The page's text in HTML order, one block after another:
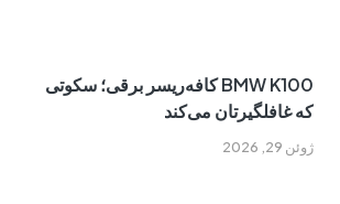
ژوئن 29, 2026
BMW K100 کافه‌ریسر برقی؛ سکوتی
که غافلگیرتان می‌کند